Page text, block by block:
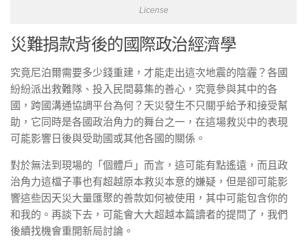
License
災難捐款背後的國際政治經濟學
究竟尼泊爾需要多少錢重建，才能走出這次地震的陰霾？各國
紛紛派出救難隊、投入民間募集的善心，究竟參與其中的各
國，跨國溝通協調平台為何？天災發生不只關乎給予和接受幫
助，它同時是各國政治角力的舞台之一，在這場救災中的表現
可能影響日後與受助國或其他各國的關係。
對於無法到現場的「個體戶」而言，這可能有點遙遠，而且政
治角力這檔子事也有超越原本救災本意的嫌疑，但是卻可能影
響這些因天災大量匯聚的善款如何被使用，其中可能包含你的
和我的。再談下去，可能會大大超越本篇讀者的提問了，我們
後續找機會重開新局討論。